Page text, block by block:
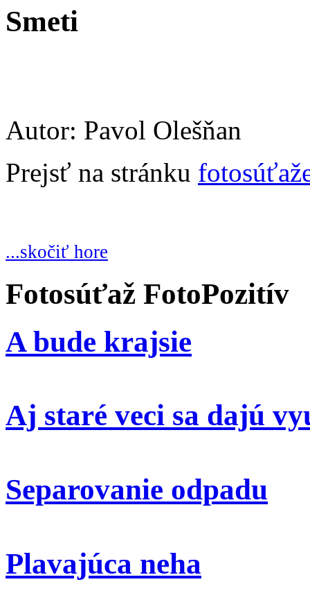
Smeti
Autor: Pavol Olešňan
Prejsť na stránku
...skočiť hore
Fotosúťaž FotoPozitív
A bude krajsie
Aj staré veci sa dajú
Separovanie odpadu
Plavajúca neha